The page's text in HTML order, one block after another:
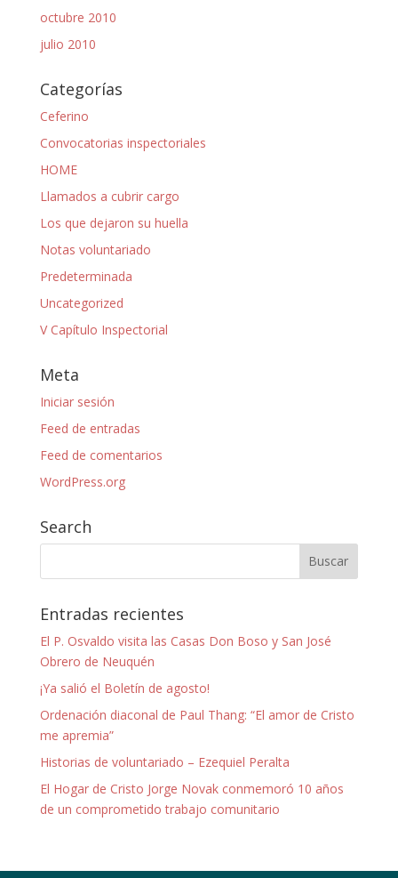
octubre 2010
julio 2010
Categorías
Ceferino
Convocatorias inspectoriales
HOME
Llamados a cubrir cargo
Los que dejaron su huella
Notas voluntariado
Predeterminada
Uncategorized
V Capítulo Inspectorial
Meta
Iniciar sesión
Feed de entradas
Feed de comentarios
WordPress.org
Search
Entradas recientes
El P. Osvaldo visita las Casas Don Boso y San José
Obrero de Neuquén
¡Ya salió el Boletín de agosto!
Ordenación diaconal de Paul Thang: “El amor de Cristo
me apremia”
Historias de voluntariado – Ezequiel Peralta
El Hogar de Cristo Jorge Novak conmemoró 10 años
de un comprometido trabajo comunitario